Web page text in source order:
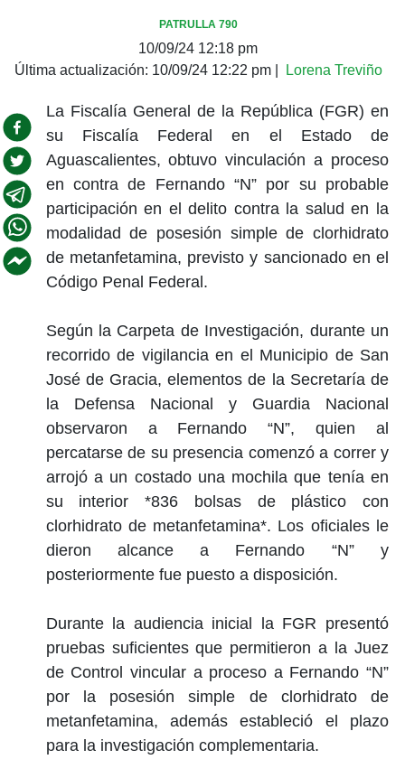
PATRULLA 790
10/09/24 12:18 pm
Última actualización: 10/09/24 12:22 pm| Lorena Treviño
La Fiscalía General de la República (FGR) en
su Fiscalía Federal en el Estado de
Aguascalientes, obtuvo vinculación a proceso
en contra de Fernando “N” por su probable
participación en el delito contra la salud en la
modalidad de posesión simple de clorhidrato
de metanfetamina, previsto y sancionado en el
Código Penal Federal.
Según la Carpeta de Investigación, durante un
recorrido de vigilancia en el Municipio de San
José de Gracia, elementos de la Secretaría de
la Defensa Nacional y Guardia Nacional
observaron a Fernando “N”, quien al
percatarse de su presencia comenzó a correr y
arrojó a un costado una mochila que tenía en
su interior *836 bolsas de plástico con
clorhidrato de metanfetamina*. Los oficiales le
dieron alcance a Fernando “N” y
posteriormente fue puesto a disposición.
Durante la audiencia inicial la FGR presentó
pruebas suficientes que permitieron a la Juez
de Control vincular a proceso a Fernando “N”
por la posesión simple de clorhidrato de
metanfetamina, además estableció el plazo
para la investigación complementaria.